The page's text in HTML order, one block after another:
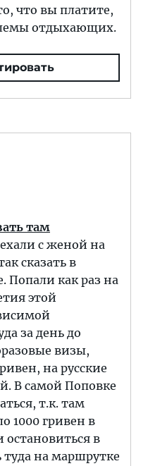
что вы платите,
отдыхающих.
там
с женой на
сказать в
Попали как раз на
этой
за день до
визы,
на русские
В самой Поповке
т.к. там
1000 гривен в
в
туда на маршрутке